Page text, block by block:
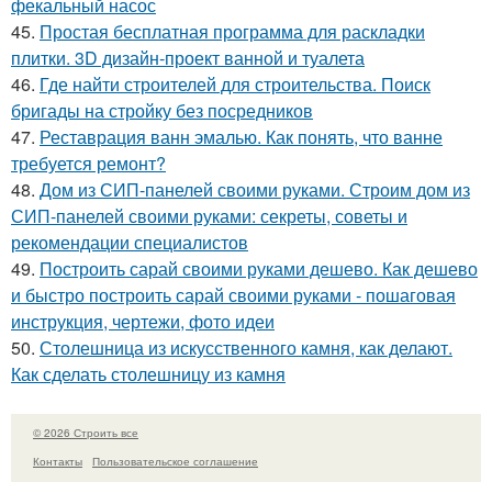
45. Простая бесплатная программа для раскладки
плитки. 3D дизайн-проект ванной и туалета
46. Где найти строителей для строительства. Поиск
бригады на стройку без посредников
47. Реставрация ванн эмалью. Как понять, что ванне
требуется ремонт?
48. Дом из СИП-панелей своими руками. Строим дом из
СИП-панелей своими руками: секреты, советы и
рекомендации специалистов
49. Построить сарай своими руками дешево. Как дешево
и быстро построить сарай своими руками - пошаговая
инструкция, чертежи, фото идеи
50. Столешница из искусственного камня, как делают.
Как сделать столешницу из камня
© 2026 Строить все
Контакты
Пользовательское соглашение